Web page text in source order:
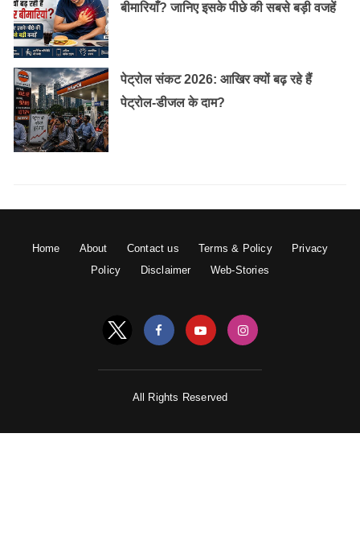
बीमारियाँ? जानिए इसके पीछे की सबसे बड़ी वजहें
पेट्रोल संकट 2026: आखिर क्यों बढ़ रहे हैं
पेट्रोल-डीजल के दाम?
Home About Contact us Terms & Policy
Privacy
Policy
Disclaimer Web-Stories
All Rights Reserved